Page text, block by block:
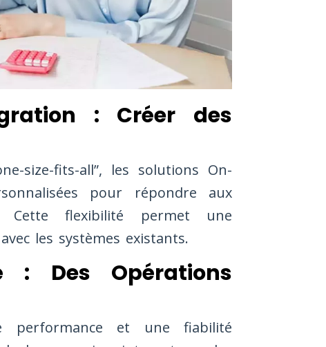
: Créer des
size-fits-all”, les solutions On-
pour répondre aux
Cette flexibilité permet une
les systèmes existants.
: Des Opérations
performance et une fiabilité